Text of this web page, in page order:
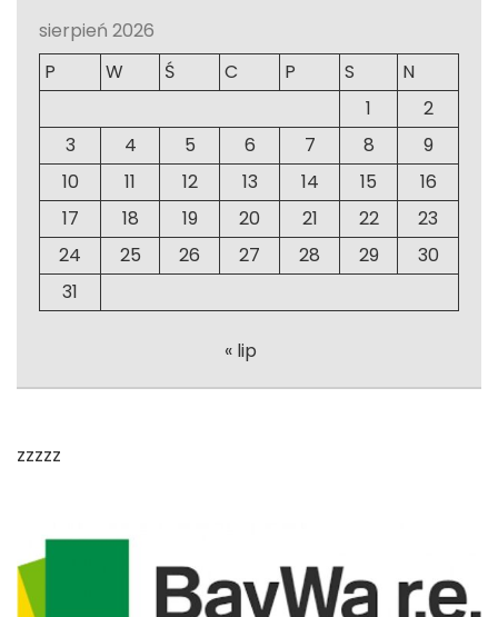
sierpień 2026
P
W Ś C P S
N
1
2
3
4 5 6 7 8
9
10
11 12 13 14 15
16
17
18 19 20 21 22
23
24
25 26 27 28 29
30
31
« lip
zzzzz